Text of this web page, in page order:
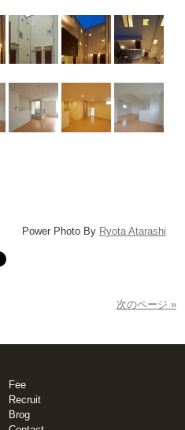
Power Photo By Ryota Atarashi
次のページ »
Fee
Recruit
Brog